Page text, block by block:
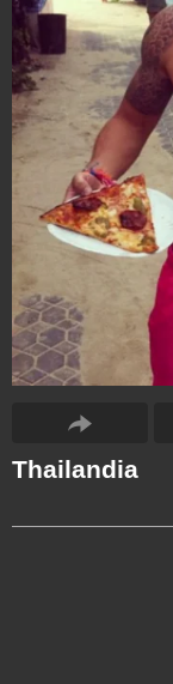
Thailandia